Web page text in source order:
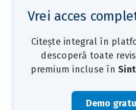
Vrei acces
Citește integral în
descoperă toate
premium incluse în
Demo